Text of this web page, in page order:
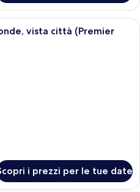
Camera d'albergo con un ampio
vista città (Premier
i prezzi per le tue date